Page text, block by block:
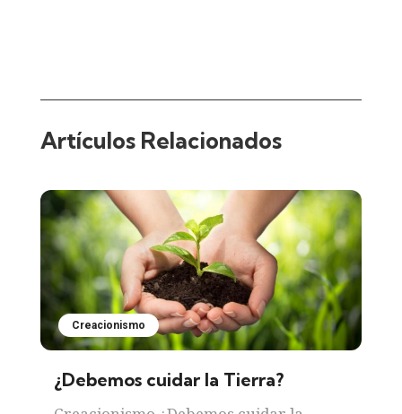
Artículos Relacionados
Creacionismo
¿Debemos cuidar la Tierra?